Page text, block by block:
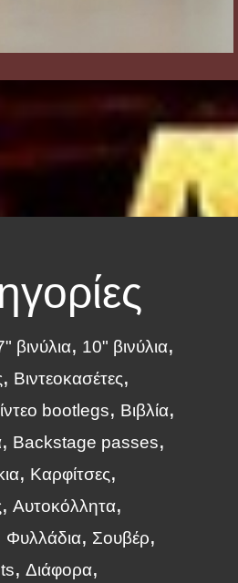
βινύλια
10" βινύλια
Βιντεοκασέτες
bootlegs
Βιβλία
Backstage passes
Καρφίτσες
Αυτοκόλλητα
Φυλλάδια
Σουβέρ
Διάφορα